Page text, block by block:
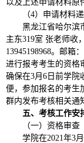
以及上述申请材料原
（4）申请材料
黑龙江省哈尔滨
主东319室 张老师收
13945198968。邮箱：
进行报考考生的资格
确保在3月6日前学院
便，参加报名的考生
群内发布考核相关通
五、考核工作安
（一）资格审查
学院在2021年3